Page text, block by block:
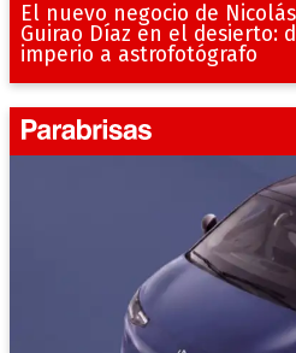
El nuevo negocio de
Guirao Díaz en el desierto:
imperio a astrofotógrafo